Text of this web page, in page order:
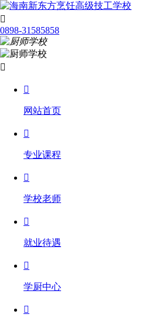

0898-31585858


网站首页

专业课程

学校老师

就业待遇

学厨中心
